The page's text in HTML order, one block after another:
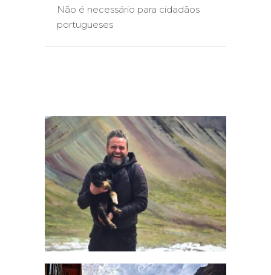
Não é necessário para cidadãos
portugueses